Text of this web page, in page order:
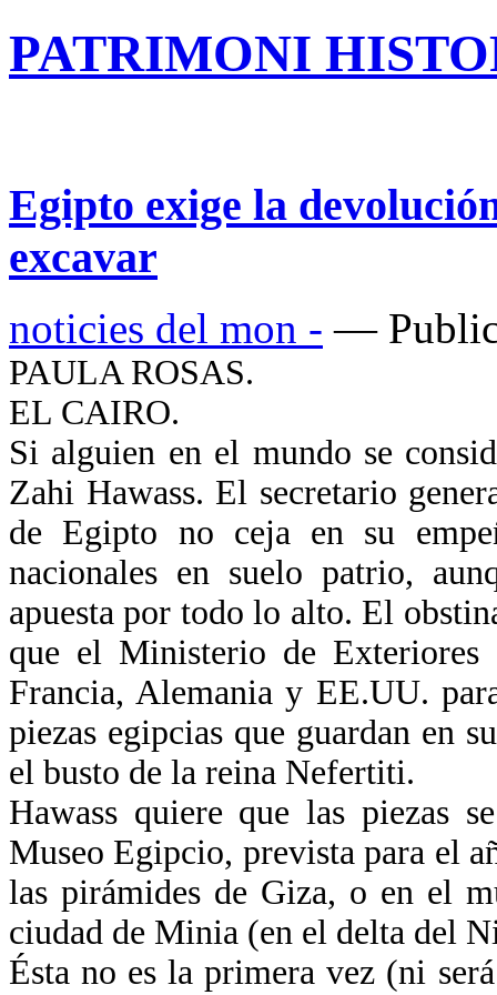
PATRIMONI
Egipto exige la
excavar
noticies del mon - —
PAULA ROSAS.
EL CAIRO.
Si alguien en el mundo se
Zahi Hawass. El secretario
de Egipto no ceja en su
nacionales en suelo patrio,
apuesta por todo lo alto. El
que el Ministerio de
Francia, Alemania y EE.UU.
piezas egipcias que guardan en
el busto de la reina Nefertiti.
Hawass quiere que las piezas
Museo Egipcio, prevista para el
las pirámides de Giza, o en el
ciudad de Minia (en el delta del
Ésta no es la primera vez (ni